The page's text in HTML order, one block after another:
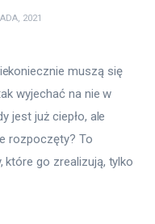
2021
muszą się
wyjechać na nie w
jest już ciepło, ale
rozpoczęty? To
które go zrealizują, tylko